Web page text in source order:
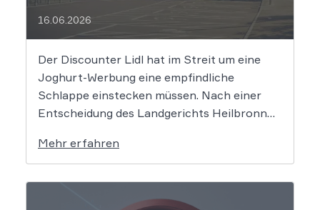
16.06.2026
Der Discounter Lidl hat im Streit um eine
Joghurt-Werbung eine empfindliche
Schlappe einstecken müssen. Nach einer
Entscheidung des Landgerichts Heilbronn
wenn er Produkte als „Aktion“ mit massiven
Rabatten bewirbt, die Preise in Wahrheit
aber nie zuvor selbst verlangt hat. Das Urteil
setzt klare Grenzen […]
Mehr erfahren